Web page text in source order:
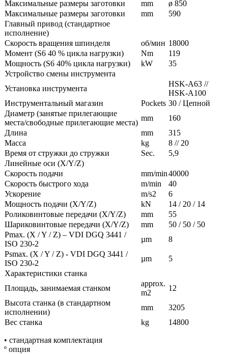
Максимальные размеры заготовки
mm
ø 850
Максимальные размеры заготовки
mm
590
Главный привод (стандартное
исполнение)
Скорость вращения шпинделя
об/мин 18000
Момент (S6 40 % цикла нагрузки)
Nm
119
Мощность (S6 40% цикла нагрузки)
kW
35
Устройство смены инструмента
Установка инструмента
HSK-A63 //
HSK-A100
Инструментальный магазин
Pockets 30 / Цепной
Диаметр (занятые прилегающие
места/свободные прилегающие места)
mm
160
Длина
mm
315
Масса
kg
8 // 20
Время от стружки до стружки
Sec.
5,9
Линейные оси (X/Y/Z)
Скорость подачи
mm/min40000
Скорость быстрого хода
m/min
40
Ускорение
m/s2
6
Мощность подачи (X/Y/Z)
kN
14 / 20 / 14
Роликовинтовые передачи (X/Y/Z)
mm
55
Шариковинтовые передачи (X/Y/Z)
mm
50 / 50 / 50
Pmax. (X / Y / Z) – VDI DGQ 3441 /
ISO 230-2
µm
8
Psmax. (X / Y / Z) - VDI DGQ 3441 /
ISO 230-2
µm
5
Характеристики станка
Площадь, занимаемая станком
approx.
m2
12
Высота станка (в стандартном
исполнении)
mm
3205
Вес станка
kg 14800
• стандартная комплектация
º опция